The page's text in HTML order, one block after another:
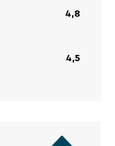
4,8
4,5